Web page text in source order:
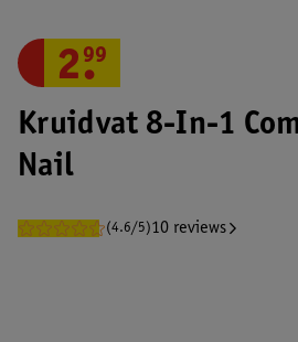
Kruidvat 8-In-1
Nail
(4.6/5)10 reviews
2.
99